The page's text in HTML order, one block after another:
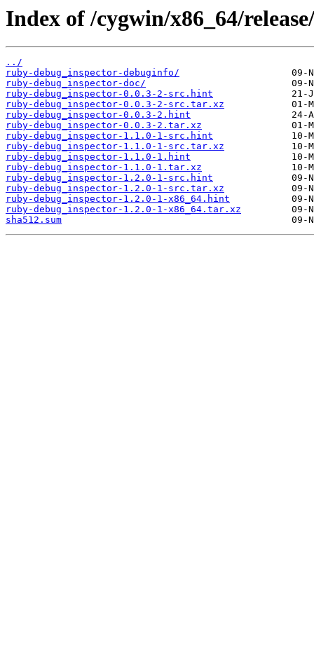
Index of /cygwin/x86_64/
../
ruby-debug_inspector-debuginfo/
ruby-debug_inspector-doc/
ruby-debug_inspector-0.0.3-2-src.hint
ruby-debug_inspector-0.0.3-2-src.tar.xz
ruby-debug_inspector-0.0.3-2.hint
ruby-debug_inspector-0.0.3-2.tar.xz
ruby-debug_inspector-1.1.0-1-src.hint
ruby-debug_inspector-1.1.0-1-src.tar.xz
ruby-debug_inspector-1.1.0-1.hint
ruby-debug_inspector-1.1.0-1.tar.xz
ruby-debug_inspector-1.2.0-1-src.hint
ruby-debug_inspector-1.2.0-1-src.tar.xz
ruby-debug_inspector-1.2.0-1-x86_64.hint
ruby-debug_inspector-1.2.0-1-x86_64.tar.xz
sha512.sum